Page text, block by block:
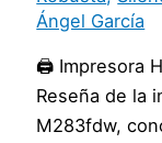
Ángel García
🖨️ Impresora
Reseña de la
M283fdw,